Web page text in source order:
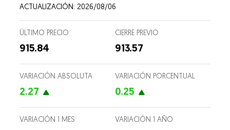
ACTUALIZACIÓN: 2026/08/06
ÚLTIMO PRECIO
915.84
CIERRE PREVIO
913.57
VARIACIÓN ABSOLUTA
2.27
VARIACIÓN PORCENTUAL
0.25
VARIACIÓN 1 MES VARIACIÓN 1 AÑO